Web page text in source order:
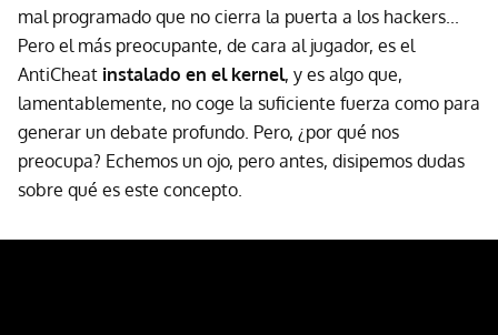
mal programado que no cierra la puerta a los hackers...
Pero el más preocupante, de cara al jugador, es el
AntiCheat instalado en el kernel, y es algo que,
lamentablemente, no coge la suficiente fuerza como para
generar un debate profundo. Pero, ¿por qué nos
preocupa? Echemos un ojo, pero antes, disipemos dudas
sobre qué es este concepto.